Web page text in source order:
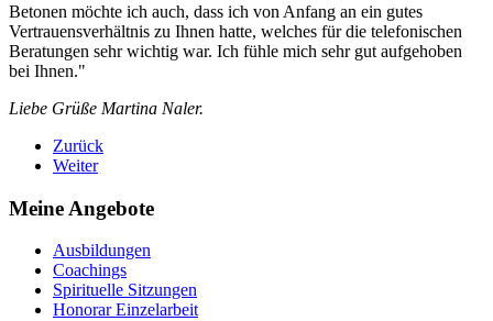
Betonen möchte ich auch, dass ich von Anfang an ein gutes
Vertrauensverhältnis zu Ihnen hatte, welches für die telefonischen
Beratungen sehr wichtig war. Ich fühle mich sehr gut aufgehoben
bei Ihnen."
Liebe Grüße Martina Naler.
Zurück
Weiter
Meine Angebote
Ausbildungen
Coachings
Spirituelle Sitzungen
Honorar Einzelarbeit